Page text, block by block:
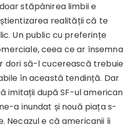
stăpânirea limbii e
realității că te
Un public cu preferințe
ceea ce ar însemna
dori să-l cucerească trebuie
în această tendință. Dar
imitații după SF-ul american
a inundat și nouă piața s-
Necazul e că americanii îi